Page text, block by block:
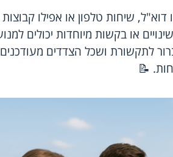
שיחות טלפון או אפילו קבוצות
או בקשות מיוחדות יכולים
לתקשורת ושכל הצדדים
📝